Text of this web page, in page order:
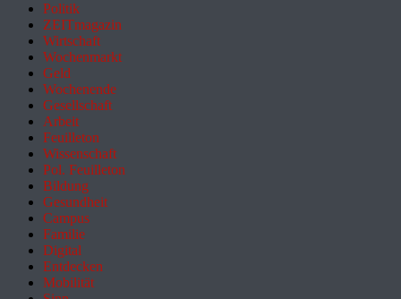
Politik
ZEITmagazin
Wirtschaft
Wochenmarkt
Geld
Wochenende
Gesellschaft
Arbeit
Feuilleton
Wissenschaft
Pol. Feuilleton
Bildung
Gesundheit
Campus
Familie
Digital
Entdecken
Mobilität